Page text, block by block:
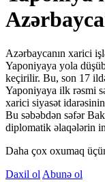
Azərbaycanın xarici
Yaponiyaya yola
keçirilir. Bu, son 17
Yaponiyaya ilk rəsmi
xarici siyasət
Bu səbəbdən səfər
diplomatik əlaqələrin
Daha çox oxumaq
Daxil ol Abunə ol